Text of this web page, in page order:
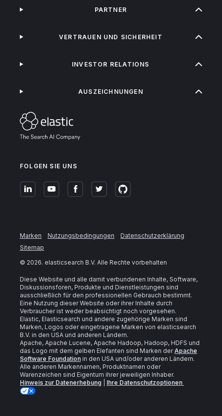
FOLGEN SIE UNS
PARTNER
VERTRAUEN UND SICHERHEIT
INVESTOR RELATIONS
AUSZEICHNUNGEN
Marken Nutzungsbedingungen
Datenschutzerklärung
Sitemap
© 2026. elasticsearch B.V. Alle Rechte vorbehalten
Diese Website und alle damit verbundenen Inhalte, Software,
Diskussionsforen, Produkte und Dienstleistungen sind
ausschließlich für den professionellen Gebrauch bestimmt.
Eine Nutzung dieser Website oder ihrer Inhalte durch
Verbraucher ist weder beabsichtigt noch vorgesehen.
Elastic, Elasticsearch und andere zugehörige Marken sind
Marken, Logos oder eingetragene Marken von elasticsearch
B.V. in den USA und anderen Ländern.
Apache, Apache Lucene, Apache Hadoop, Hadoop, HDFS und
das Logo mit dem gelben Elefanten sind Marken derApache
Software Foundation in den USA und/oder anderen Ländern.
Alle anderen Markennamen, Produktnamen oder
Warenzeichen sind Eigentum ihrer jeweiligen Inhaber.
Hinweis zur Datenerhebung
Ihre Datenschutzoptionen